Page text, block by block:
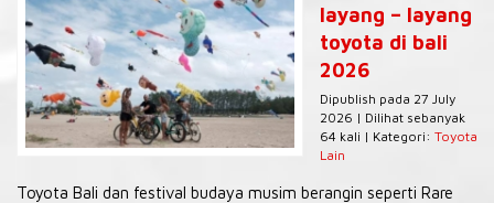
layang – layang
toyota di bali
2026
Dipublish pada 27 July
2026 | Dilihat sebanyak
64 kali | Kategori: Toyota
Lain
Toyota Bali dan festival budaya musim berangin seperti Rare